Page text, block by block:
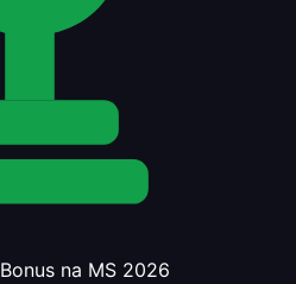
Bonus na MS 2026